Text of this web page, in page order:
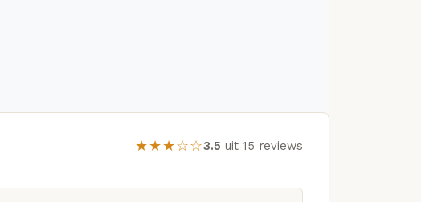
★★★☆☆3.5 uit 15 reviews